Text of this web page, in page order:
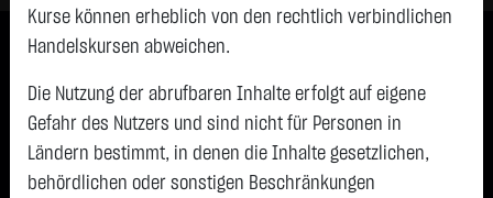
Kurse können erheblich von den rechtlich verbindlichen
Handelskursen abweichen.
Die Nutzung der abrufbaren Inhalte erfolgt auf eigene
Gefahr des Nutzers und sind nicht für Personen in
Ländern bestimmt, in denen die Inhalte gesetzlichen,
behördlichen oder sonstigen Beschränkungen
Impressum|Disclaimer|Datenschutz
Kontakt
Lang & Schwarz TradeCenter AG & Co. KG